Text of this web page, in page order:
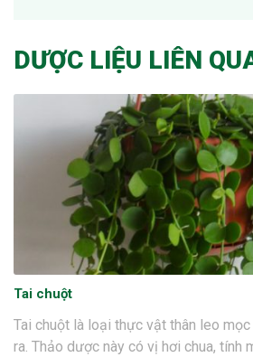
DƯỢC LIỆU LIÊN
Tai chuột
Tai chuột là loại thực vật thân leo
ra. Thảo dược này có vị hơi chua, tính